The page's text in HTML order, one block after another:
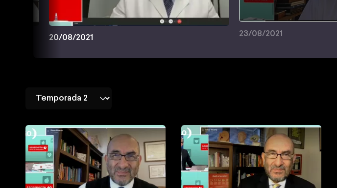
20/08/2021
23/08/2021